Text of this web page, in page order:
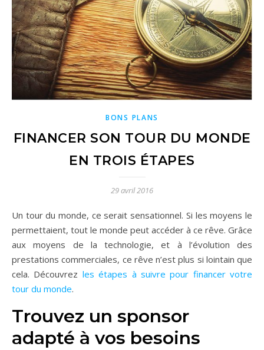
BONS PLANS
FINANCER SON TOUR DU MONDE
EN TROIS ÉTAPES
29 avril 2016
Un tour du monde, ce serait sensationnel. Si les moyens le
permettaient, tout le monde peut accéder à ce rêve. Grâce
aux moyens de la technologie, et à l’évolution des
prestations commerciales, ce rêve n’est plus si lointain que
cela. Découvrez les étapes à suivre pour financer votre
tour du monde.
Trouvez un sponsor
adapté à vos besoins